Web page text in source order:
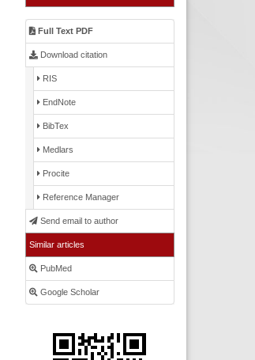
Full Text PDF
Download citation
RIS
EndNote
BibTex
Medlars
Procite
Reference Manager
Send email to author
Similar articles
PubMed
Google Scholar